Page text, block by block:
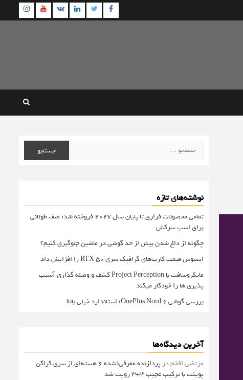
Facebook
Twitter
Linkedin
VK
برای:
نوشته‌های تازه
تمامی محصولات فراری تا پایان سال ۲۰۲۷ فروخته شد؛ صف طولانی
برای اسب سرکش
چگونه از داغ شدن بیش از حد گوشی در ماشین جلوگیری کنیم؟
ایسوس قیمت کارت‌های گرافیک سری RTX 50 را افزایش داد
مایکروسافت با Project Perception کشف و وصله گذاری آسیب
پذیری ها را خودکار میکند
بررسی گوشی OnePlus Nord 6؛ استاندارد خیلی بالا!
آخرین دیدگاه‌ها
مرتضی افخمدر
پردازنده معرفی‌نشده 6 هسته‌ای از سری کراکن
پوینت با ترکیب عجیب 3+3 رویت شد